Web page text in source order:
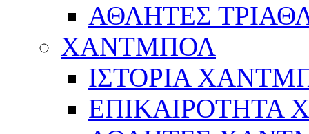
ΑΘΛΗΤΕΣ
ΧΑΝΤΜΠΟΛ
ΙΣΤΟΡΙΑ
ΕΠΙΚΑΙΡΟΤΗΤΑ